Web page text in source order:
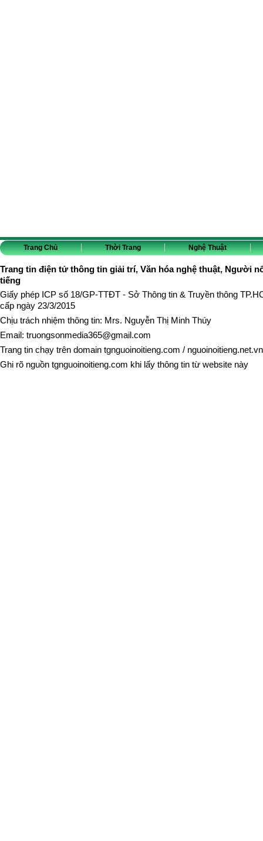
Trang Chủ Thời Trang Nghệ Thuật
Trang tin điện tử thông tin giải trí, Văn hóa nghệ thuật, Người
tiếng
Giấy phép ICP số 18/GP-TTĐT - Sở Thông tin & Truyền thông
cấp ngày 23/3/2015
Chịu trách nhiệm thông tin: Mrs. Nguyễn Thị Minh Thúy
Email: truongsonmedia365@gmail.com
Trang tin chạy trên domain tgnguoinoitieng.com / nguoinoitieng.net.vn
Ghi rõ nguồn tgnguoinoitieng.com khi lấy thông tin từ website này